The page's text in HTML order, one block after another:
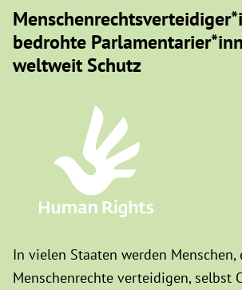
bedrohte
weltweit Schutz
In vielen Staaten werden Menschen,
Menschenrechte verteidigen, selbst